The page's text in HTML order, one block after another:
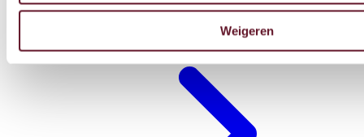
Weigeren